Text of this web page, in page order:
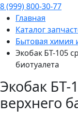
8 (999) 800-30-77
Главная
Каталог
Бытовая химия
Экобак БТ-105
биотуалета
Экобак БТ-
верхнего